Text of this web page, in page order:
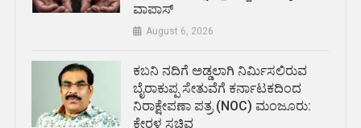
ವಾಪಾಸ್
August 6, 2026
ಕಬನಿ ನದಿಗೆ ಅಡ್ಡಲಾಗಿ ನಿರ್ಮಿಸಲಿರುವ
ಬೈರಾಕುಪ್ಪ ಸೇತುವೆಗೆ ಕರ್ನಾಟಕದಿಂದ
ನಿರಾಕ್ಷೇಪಣಾ ಪತ್ರ (NOC) ಮಂಜೂರು:
ಕೇರಳ ಸಚಿವ